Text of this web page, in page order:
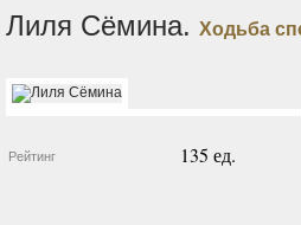
Лиля Сёмина. Ходьба
Рейтинг 135 ед.